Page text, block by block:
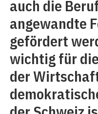
auch die
angewandte
gefördert
wichtig für
der